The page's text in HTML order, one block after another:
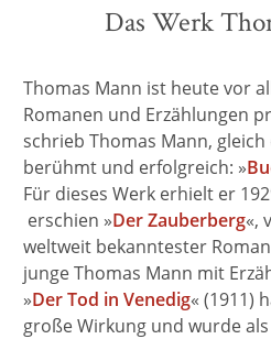
Das Werk
Thomas Mann ist heute vor
Romanen und Erzählungen
schrieb Thomas Mann,
berühmt und erfolgreich: »
Für dieses Werk erhielt er
erschien »Der Zauberberg«,
weltweit bekanntester
junge Thomas Mann mit
»Der Tod in Venedig« (1911)
große Wirkung und wurde